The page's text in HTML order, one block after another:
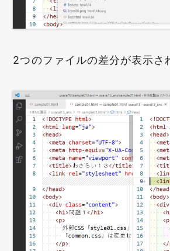
2つのファイルの差分が表示さ